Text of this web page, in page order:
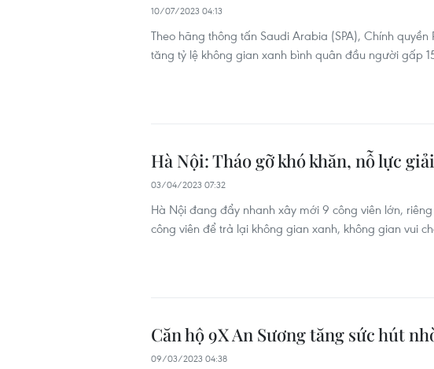
10/07/2023 04:13
Theo hãng thông tấn Saudi Arabia (SPA), Chính
tăng tỷ lệ không gian xanh bình quân đầu người gấp
Hà Nội: Tháo gỡ khó khăn, nỗ lực
03/04/2023 07:32
Hà Nội đang đẩy nhanh xây mới 9 công viên lớn,
công viên để trả lại không gian xanh, không gian vui
Căn hộ 9X An Sương tăng sức hút
09/03/2023 04:38